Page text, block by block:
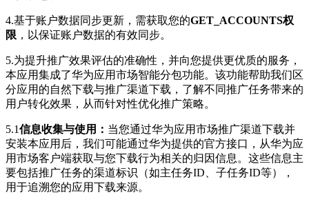
4.基于账户数据同步更新，需获取您的GET_ACCOUNTS权
限 ，以保证账户数据的有效同步。
5.为提升推广效果评估的准确性，并向您提供更优质的服务，
本应用集成了华为应用市场智能分包功能。该功能帮助我们区
分应用的自然下载与推广渠道下载，了解不同推广任务带来的
用户转化效果，从而针对性优化推广策略。
5.1信息收集与使用： 当您通过华为应用市场推广渠道下载并
安装本应用后，我们可能通过华为提供的官方接口，从华为应
用市场客户端获取与您下载行为相关的归因信息。这些信息主
要包括推广任务的渠道标识（如主任务ID、子任务ID等），
用于追溯您的应用下载来源。